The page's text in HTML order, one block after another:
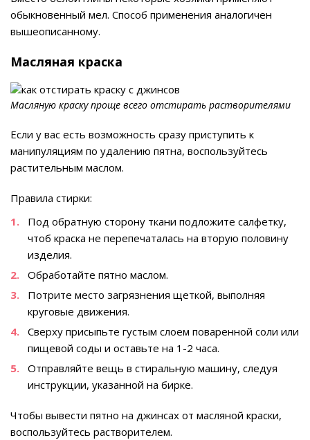
обыкновенный мел. Способ применения аналогичен
вышеописанному.
Масляная краска
Масляную краску проще всего отстирать растворителями
Если у вас есть возможность сразу приступить к
манипуляциям по удалению пятна, воспользуйтесь
растительным маслом.
Правила стирки:
Под обратную сторону ткани подложите салфетку,
чтоб краска не перепечаталась на вторую половину
изделия.
Обработайте пятно маслом.
Потрите место загрязнения щеткой, выполняя
круговые движения.
Сверху присыпьте густым слоем поваренной соли или
пищевой соды и оставьте на 1-2 часа.
Отправляйте вещь в стиральную машину, следуя
инструкции, указанной на бирке.
Чтобы вывести пятно на джинсах от масляной краски,
воспользуйтесь растворителем.